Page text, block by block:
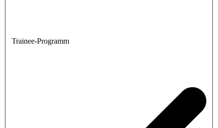
Trainee-Programm